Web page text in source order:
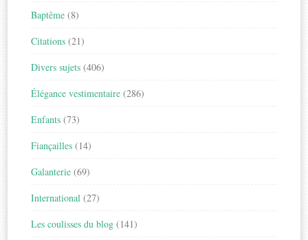
Baptême (8)
Citations (21)
Divers sujets (406)
Élégance vestimentaire (286)
Enfants (73)
Fiançailles (14)
Galanterie (69)
International (27)
Les coulisses du blog (141)